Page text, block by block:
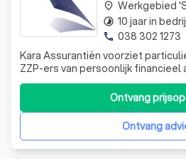
Kara Assurantiën voorziet
ZZP-ers van persoonlijk financieel advies.
jarenlange ervaring kijken wij
verzekeringen bij uw persoonlijke
passen, niet alleen voor nu maar
Ontvang
Ontvang
place Werkgebied
timelapse 10 jaar in
phone 038 302 1273